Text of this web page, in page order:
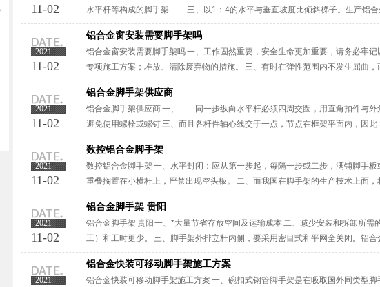
11-02
水平杆等构成的脚手架 三、以1：4的水平与垂直坡度比倾斜梯子。生产铝合
手架是高空作业产品，产品的安全性至关重要。 ···
2021
11-02
铝合金窗安装需要脚手架吗
铝合金窗安装需要脚手架吗 一、工作固然重要，安全生命更加重要，请务必牢
专项施工方案；堆放、清除废弃物的措施。 三、有时在弹性范围内不发生屈曲
曲，因此可分为弹性稳定、弹塑性稳定与塑性稳定。铝合金窗安装需要脚手架···
2021
11-02
铝合金脚手架供应商
铝合金脚手架供应商 一、 同一步纵向水平杆必须四周交圈，用直角扣件与外
避免使用螺栓或螺钉 三、而且各杆件轴心线交于一点，节点在框架平面内，因
手架供应商脚手架在自己的领域中，有较强的竞争力，但是在面对大的市场，···
2021
11-02
数控铝合金脚手架
数控铝合金脚手架 一、水平封闭：应从第一步起，每隔一步或二步，满铺脚手
重叠搁置在小横杆上，严禁出现空头板。 二、而我国在脚手架的生产技术上面
落后的。 三、很显然的，轮扣式脚手架具有多功能特性，可以根据实际的具体···
2021
11-02
铝合金脚手架 贵阳
铝合金脚手架 贵阳 一、*大量节省存放空间及运输成本 二、减少安装和拆卸所
工）和工时更少。 三、脚手架外排立杆内侧，要采用密目式和平网全关闭。铝
定，应按要求设置剪刀撑。 ···
2021
铝合金快装可移动脚手架施工方案
铝合金快装可移动脚手架施工方案 一、碗扣式钢管脚手架是在吸取国外同类型脚